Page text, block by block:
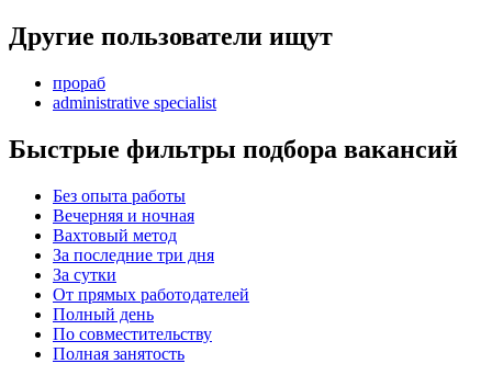
Другие пользователи ищут
прораб
administrative specialist
Быстрые фильтры подбора вакансий
Без опыта работы
Вечерняя и ночная
Вахтовый метод
За последние три дня
За сутки
От прямых работодателей
Полный день
По совместительству
Полная занятость